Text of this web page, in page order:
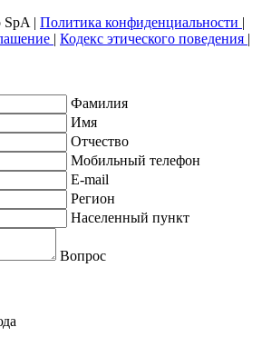
SpA | Политика конфиденциальности |
| Кодекс этического поведения |
Фамилия
Имя
Отчество
Мобильный телефон
E-mail
Регион
Населенный пункт
Вопрос